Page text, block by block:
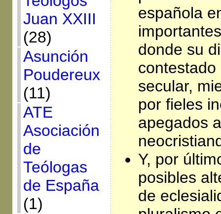
Juan XXIII
(28)
Asunción
Poudereux
(11)
ATE
Asociación
de
Teólogas
de España
(1)
española
donde su
secular,
por fieles
apegados
Y, por
posibles
de